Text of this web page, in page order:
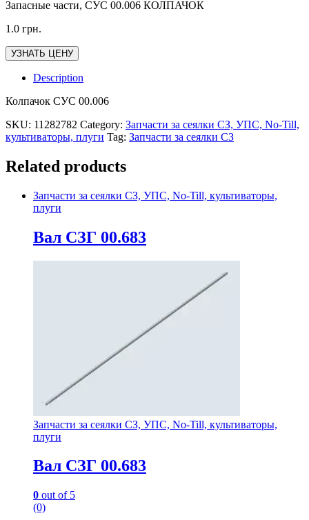
Запасные части, СУС 00.006 КОЛПАЧОК
1.0 грн.
УЗНАТЬ ЦЕНУ
Description
Колпачок СУС 00.006
SKU: 11282782 Category: Запчасти за сеялки СЗ, УПС, No-Till,
культиваторы, плуги Tag: Запчасти за сеялки СЗ
Related products
Запчасти за сеялки СЗ, УПС, No-Till, культиваторы,
плуги
Вал СЗГ 00.683
Запчасти за сеялки СЗ, УПС, No-Till, культиваторы,
плуги
Вал СЗГ 00.683
0 out of 5
(0)